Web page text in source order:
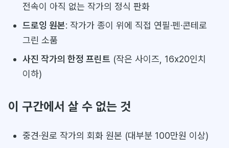
전속이 아직 없는 작가의 정식 판화
드로잉 원본: 작가가 종이 위에 직접 연필·펜·콘테로
그린 소품
사진 작가의 한정 프린트 (작은 사이즈, 16x20인치
이하)
이 구간에서 살 수 없는 것
중견·원로 작가의 회화 원본 (대부분 100만원 이상)